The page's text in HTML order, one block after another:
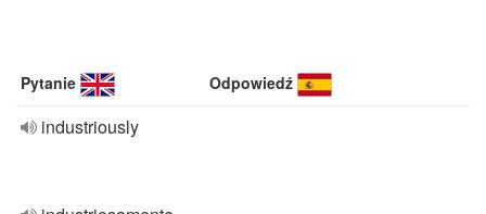
Pytanie Odpowiedź
industriously